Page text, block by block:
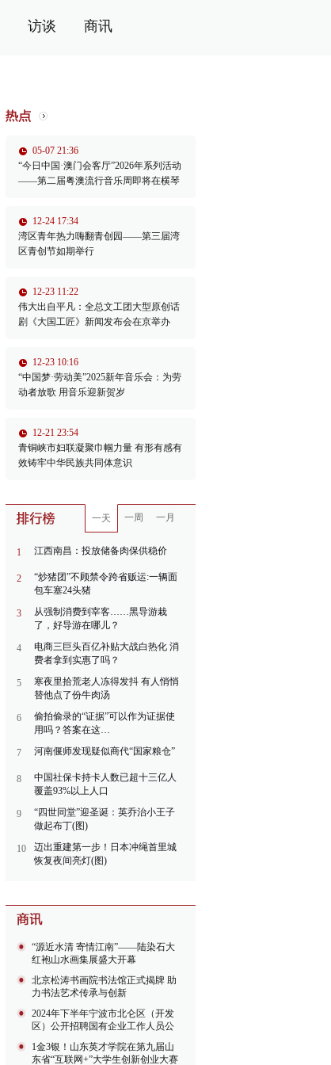
访谈 商讯
05-07 21:36
“今日中国·澳门会客厅”2026年系列活动
——第二届粤澳流行音乐周即将在横琴
12-24 17:34
湾区青年热力嗨翻青创园——第三届湾
区青创节如期举行
12-23 11:22
伟大出自平凡：全总文工团大型原创话
剧《大国工匠》新闻发布会在京举办
12-23 10:16
“中国梦·劳动美”2025新年音乐会：为劳
动者放歌 用音乐迎新贺岁
12-21 23:54
青铜峡市妇联凝聚巾帼力量 有形有感有
效铸牢中华民族共同体意识
一天 一周 一月
1 江西南昌：投放储备肉保供稳价
2
“炒猪团”不顾禁令跨省贩运:一辆面
包车塞24头猪
3
从强制消费到宰客……黑导游栽
了，好导游在哪儿？
4
电商三巨头百亿补贴大战白热化 消
费者拿到实惠了吗？
5
寒夜里拾荒老人冻得发抖 有人悄悄
替他点了份牛肉汤
6
偷拍偷录的“证据”可以作为证据使
用吗？答案在这…
7 河南偃师发现疑似商代“国家粮仓”
8
中国社保卡持卡人数已超十三亿人
覆盖93%以上人口
9
“四世同堂”迎圣诞：英乔治小王子
做起布丁(图)
10
迈出重建第一步！日本冲绳首里城
恢复夜间亮灯(图)
“源近水清 寄情江南”——陆染石大
红袍山水画集展盛大开幕
北京松涛书画院书法馆正式揭牌 助
力书法艺术传承与创新
2024年下半年宁波市北仑区（开发
区）公开招聘国有企业工作人员公
1金3银！山东英才学院在第九届山
东省“互联网+”大学生创新创业大赛